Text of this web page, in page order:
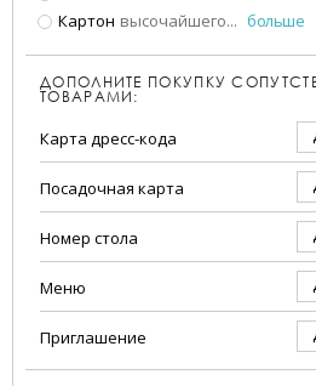
Картон высочайшего... больше
ДОПОЛНИТЕ ПОКУПКУ
ТОВАРАМИ:
Карта дресс-кода
Посадочная карта
Номер стола
Меню
Приглашение